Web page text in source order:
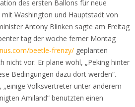
des ersten Ballons für neue
Washington und Hauptstadt von
Antony Blinken sagte am Freitag
tag der woche ferner Montag
beetle-frenzy/ geplanten
nicht vor. Er plane wohl, „Peking hinter
Bedingungen dazu dort werden“.
„einige Volksvertreter unter anderem
Amiland“ benutzten einen